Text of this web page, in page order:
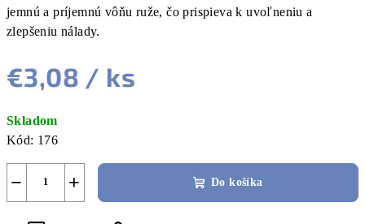
jemnú a príjemnú vôňu ruže, čo prispieva k uvoľneniu a
zlepšeniu nálady.
€3,08 / ks
cena:
Skladom
Kód: 176
+
− Do košíka